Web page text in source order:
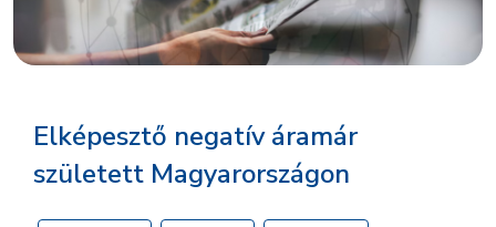
Elképesztő negatív áramár
született Magyarországon